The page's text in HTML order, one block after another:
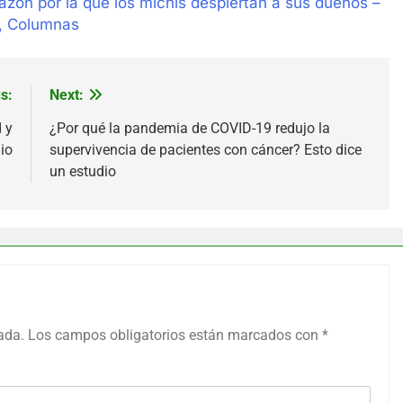
Columnas
y
Next:
¿Por qué la pandemia de COVID-19 redujo la
supervivencia de pacientes con cáncer? Esto dice
un estudio
Los campos obligatorios están marcados con *